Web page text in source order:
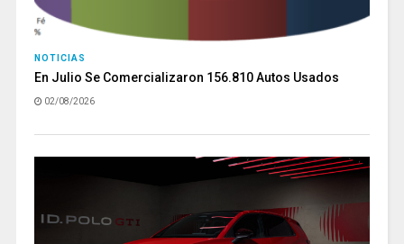
NOTICIAS
En Julio Se Comercializaron 156.810 Autos Usados
02/08/2026